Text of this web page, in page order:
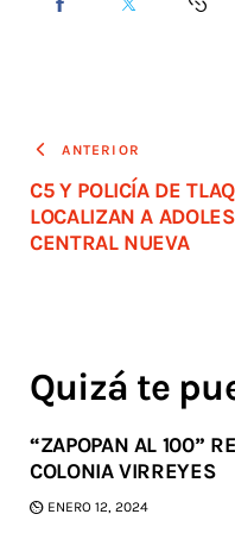
ANTERIOR
C5 Y POLICÍA DE
LOCALIZAN A
CENTRAL NUEVA
Quizá te
“ZAPOPAN AL 100”
COLONIA VIRREYES
ENERO 12, 2024